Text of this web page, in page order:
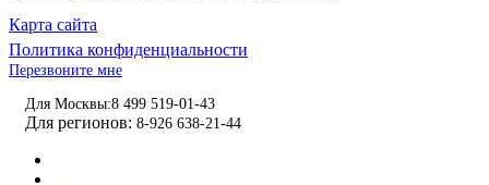
Карта сайта
Политика конфиденциальности
Перезвоните мне
Для Москвы:8 499 519-01-43
Для регионов: 8-926 638-21-44